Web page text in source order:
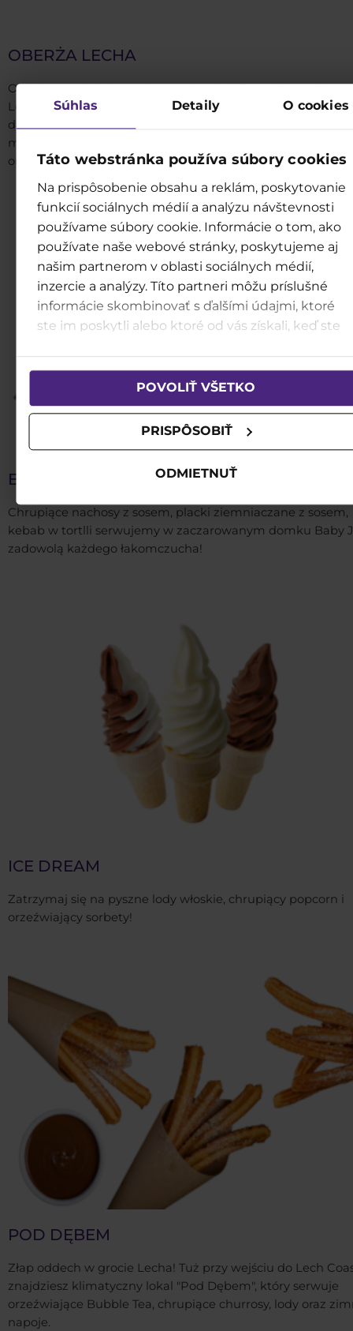
Súhlas Detaily O cookies
Táto webstránka používa súbory cookies
Na prispôsobenie obsahu a reklám, poskytovanie
funkcií sociálnych médií a analýzu návštevnosti
používame súbory cookie. Informácie o tom, ako
používate naše webové stránky, poskytujeme aj
našim partnerom v oblasti sociálnych médií,
inzercie a analýzy. Títo partneri môžu príslušné
informácie skombinovať s ďalšími údajmi, ktoré
ste im poskytli alebo ktoré od vás získali, keď ste
POVOLIŤ VŠETKO
PRISPÔSOBIŤ
ODMIETNUŤ
OBERŻA LECHA
Obiad w grodzie legendarnego Lecha? To możliwe tylko w
Legendii! W naszej Oberży skosztujesz pysznych,
dań kuchni polskiej, takich jak kotlet schabowy, pulpety w
mięsnym. W ofercie znajdziesz również pierogi, mintaja,
oraz mnóstwo dodatków takich jak kluski, frytki, czy sałatki.
BABA JAGA CHIPS
Chrupiące nachosy z sosem, placki ziemniaczane z sosem,
kebab w tortlli serwujemy w zaczarowanym domku Baby
zadowolą każdego łakomczucha!
ICE DREAM
Zatrzymaj się na pyszne lody włoskie, chrupiący popcorn i
orzeźwiający sorbety!
POD DĘBEM
Złap oddech w grocie Lecha! Tuż przy wejściu do Lech
znajdziesz klimatyczny lokal "Pod Dębem", który serwuje
orzeźwiające Bubble Tea, chrupiące churrosy, lody oraz
napoje.